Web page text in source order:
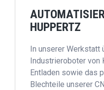
HUPPERTZ
In unserer Werkstatt
Industrieroboter von
Entladen sowie das
Blechteile unserer